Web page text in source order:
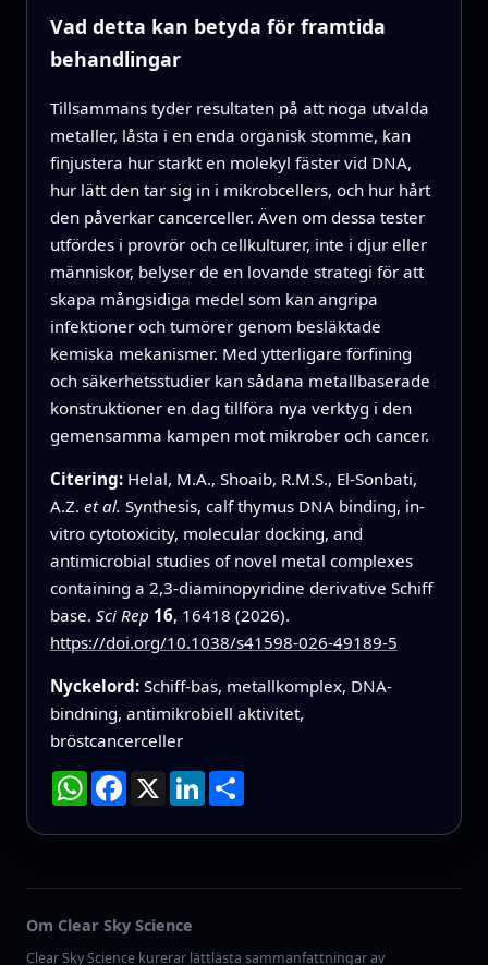
Vad detta kan betyda för framtida
behandlingar
Tillsammans tyder resultaten på att noga utvalda
metaller, låsta i en enda organisk stomme, kan
finjustera hur starkt en molekyl fäster vid DNA,
hur lätt den tar sig in i mikrobcellers, och hur hårt
den påverkar cancerceller. Även om dessa tester
utfördes i provrör och cellkulturer, inte i djur eller
människor, belyser de en lovande strategi för att
skapa mångsidiga medel som kan angripa
infektioner och tumörer genom besläktade
kemiska mekanismer. Med ytterligare förfining
och säkerhetsstudier kan sådana metallbaserade
konstruktioner en dag tillföra nya verktyg i den
gemensamma kampen mot mikrober och cancer.
Citering: Helal, M.A., Shoaib, R.M.S., El-Sonbati,
A.Z. et al. Synthesis, calf thymus DNA binding, in-
vitro cytotoxicity, molecular docking, and
antimicrobial studies of novel metal complexes
containing a 2,3-diaminopyridine derivative Schiff
base. Sci Rep 16, 16418 (2026).
https://doi.org/10.1038/s41598-026-49189-5
Nyckelord: Schiff-bas, metallkomplex, DNA-
bindning, antimikrobiell aktivitet,
bröstcancerceller
WhatsApp
Facebook
X LinkedIn
Dela
Om Clear Sky Science
Clear Sky Science kurerar lättlästa sammanfattningar av